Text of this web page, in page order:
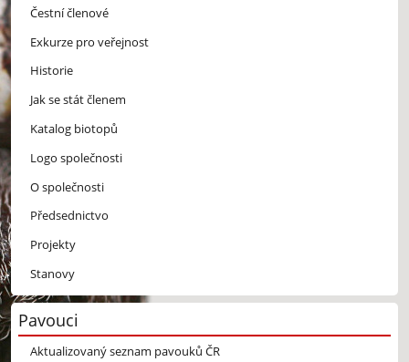
Čestní členové
Exkurze pro veřejnost
Historie
Jak se stát členem
Katalog biotopů
Logo společnosti
O společnosti
Předsednictvo
Projekty
Stanovy
Pavouci
Aktualizovaný seznam pavouků ČR